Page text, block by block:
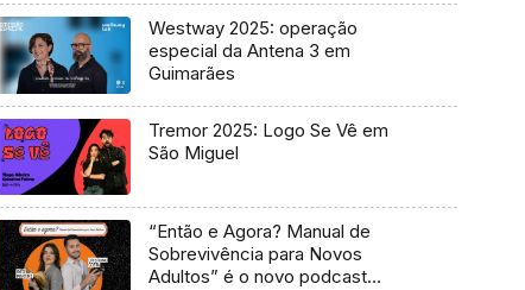
Westway 2025: operação
especial da Antena 3 em
Guimarães
Tremor 2025: Logo Se Vê em
São Miguel
“Então e Agora? Manual de
Sobrevivência para Novos
Adultos” é o novo podcast